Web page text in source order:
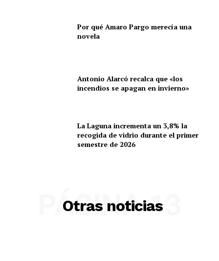
Por qué Amaro Pargo merecía una
novela
Antonio Alarcó recalca que «los
incendios se apagan en invierno»
La Laguna incrementa un 3,8% la
recogida de vidrio durante el primer
semestre de 2026
Otras noticias
PÁGINA 13